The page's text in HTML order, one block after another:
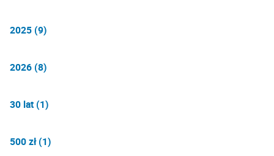
2025 (9)
2026 (8)
30 lat (1)
500 zł (1)